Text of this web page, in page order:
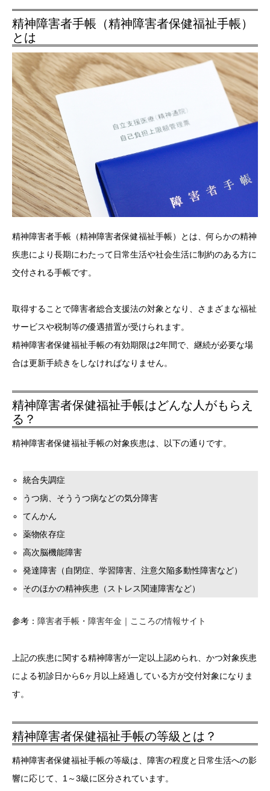
精神障害者手帳（精神障害者保健福祉手帳）
とは
精神障害者手帳（精神障害者保健福祉手帳）とは、何らかの精神
疾患により長期にわたって日常生活や社会生活に制約のある方に
交付される手帳です。
取得することで障害者総合支援法の対象となり、さまざまな福祉
サービスや税制等の優遇措置が受けられます。
精神障害者保健福祉手帳の有効期限は2年間で、継続が必要な場
合は更新手続きをしなければなりません。
精神障害者保健福祉手帳はどんな人がもらえ
る？
精神障害者保健福祉手帳の対象疾患は、以下の通りです。
統合失調症
うつ病、そううつ病などの気分障害
てんかん
薬物依存症
高次脳機能障害
発達障害（自閉症、学習障害、注意欠陥多動性障害など）
そのほかの精神疾患（ストレス関連障害など）
参考： 障害者手帳・障害年金｜こころの情報サイト
上記の疾患に関する精神障害が一定以上認められ、かつ対象疾患
による初診日から6ヶ月以上経過している方が交付対象になりま
す。
精神障害者保健福祉手帳の等級とは？
精神障害者保健福祉手帳の等級は、障害の程度と日常生活への影
響に応じて、1～3級に区分されています。